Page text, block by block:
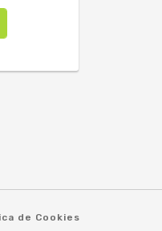
de Cookies